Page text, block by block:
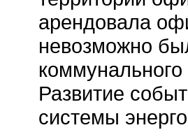
арендовала
невозможно
Развитие
системы